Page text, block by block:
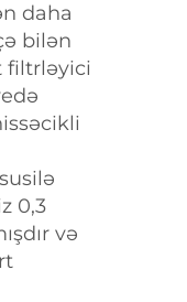
daha
bilən
filtrləyici
0,3
və